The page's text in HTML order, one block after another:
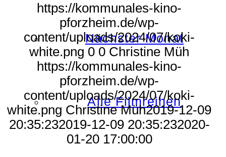
Nächster Monat
Alle Filmreihen
https://kommunales-kino-
pforzheim.de/wp-
content/uploads/2024/07/koki-
white.png 0 0 Christine Müh
https://kommunales-kino-
pforzheim.de/wp-
content/uploads/2024/07/koki-
white.png Christine Müh2019-12-09
20:35:232019-12-09 20:35:232020-
01-20 17:00:00